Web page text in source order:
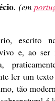
. (em
escrito
e, ao ser
ler um
tão